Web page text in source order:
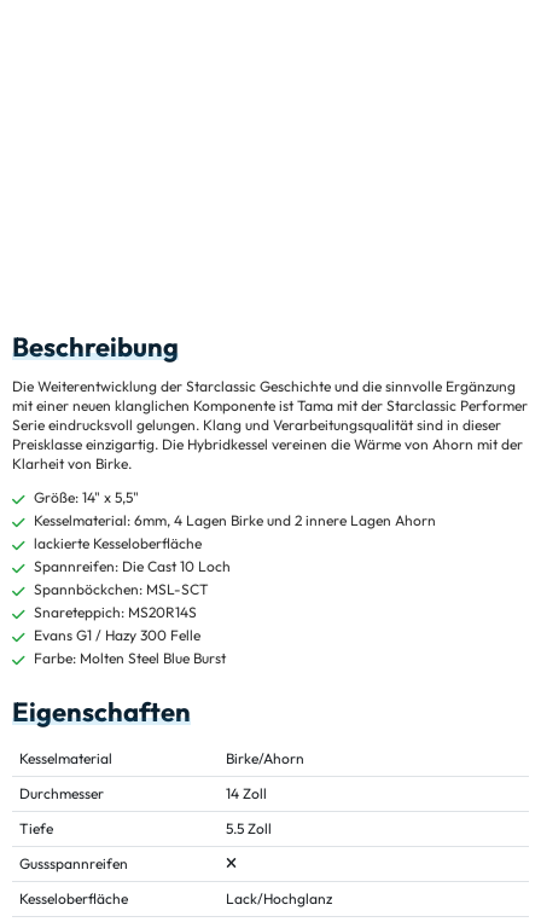
Beschreibung
Die Weiterentwicklung der Starclassic Geschichte und die sinnvolle Ergänzung
mit einer neuen klanglichen Komponente ist Tama mit der Starclassic Performer
Serie eindrucksvoll gelungen. Klang und Verarbeitungsqualität sind in dieser
Preisklasse einzigartig. Die Hybridkessel vereinen die Wärme von Ahorn mit der
Klarheit von Birke.
Größe: 14" x 5,5"
Kesselmaterial: 6mm, 4 Lagen Birke und 2 innere Lagen Ahorn
lackierte Kesseloberfläche
Spannreifen: Die Cast 10 Loch
Spannböckchen: MSL-SCT
Snareteppich: MS20R14S
Evans G1 / Hazy 300 Felle
Farbe: Molten Steel Blue Burst
Eigenschaften
Kesselmaterial
Birke/Ahorn
Durchmesser
14 Zoll
Tiefe
5.5 Zoll
Gussspannreifen
Kesseloberfläche
Lack/Hochglanz